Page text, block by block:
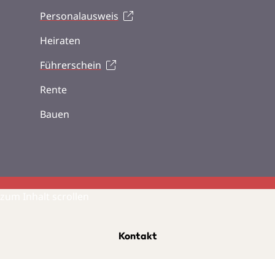
Personalausweis
Heiraten
Führerschein
Rente
Bauen
Kontakt